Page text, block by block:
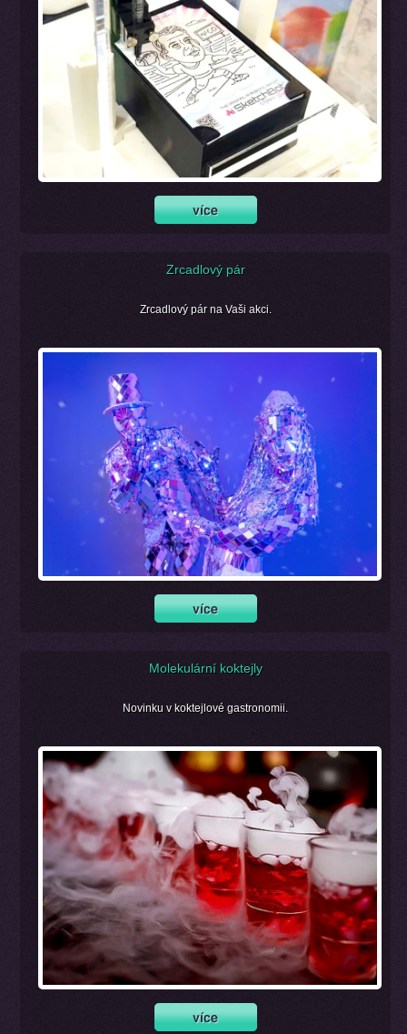
Zrcadlový pár
Zrcadlový pár na Vaši akci.
Molekulární koktejly
Novinku v koktejlové gastronomii.